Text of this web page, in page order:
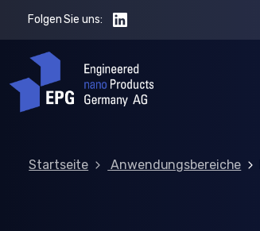
Folgen Sie uns:
Startseite Anwendungsbereiche